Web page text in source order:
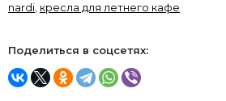
nardi, кресла для летнего кафе
Поделиться в соцсетях: